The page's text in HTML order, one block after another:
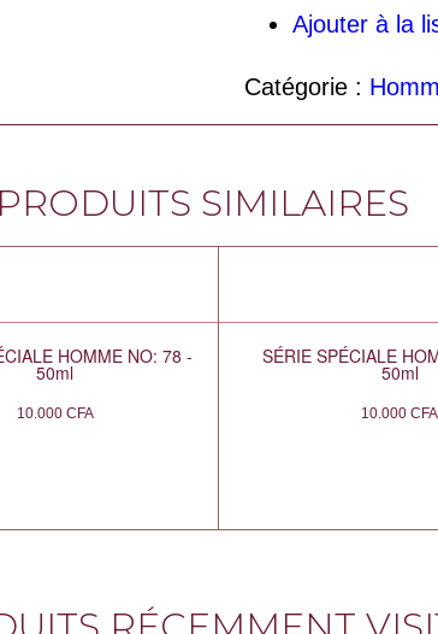
Ajouter à la
Catégorie :
PRODUITS SIMILAIRES
HOMME NO: 78 -
50ml
10.000 CFA
SÉRIE SPÉCIALE
50ml
10.000CFA